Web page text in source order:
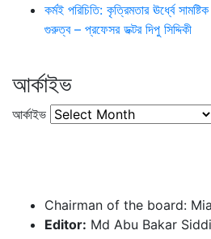
কর্মই পরিচিতি: কৃত্রিমতার ঊর্ধ্বে সামষ্টিক
গুরুত্ব – প্রফেসর ডক্টর দিপু সিদ্দিকী
আর্কাইভ
আর্কাইভ
Chairman of the board:
Editor: Md Abu Bakar